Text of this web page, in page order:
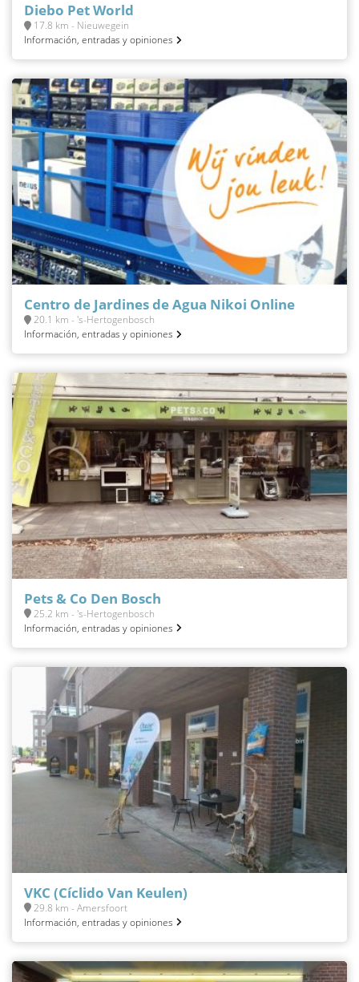
Diebo Pet World
17.8 km - Nieuwegein
Información, entradas y opiniones
Centro de Jardines de Agua Nikoi Online
20.1 km - 's-Hertogenbosch
Información, entradas y opiniones
Pets & Co Den Bosch
25.2 km - 's-Hertogenbosch
Información, entradas y opiniones
VKC (Cíclido Van Keulen)
29.8 km - Amersfoort
Información, entradas y opiniones